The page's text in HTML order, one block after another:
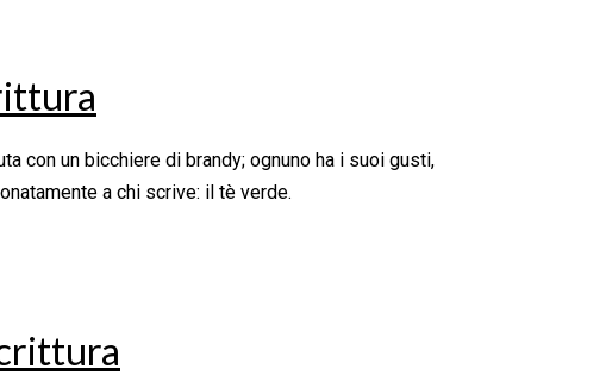
con un bicchiere di brandy; ognuno ha i suoi gusti,
a chi scrive: il tè verde.